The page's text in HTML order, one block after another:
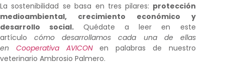
La sostenibilidad se basa en tres pilares: protección
medioambiental, crecimiento económico y
desarrollo social. Quédate a leer en este
artículocómo desarrollamos cada una de ellas
en Cooperativa AVICONen palabras de nuestro
veterinario Ambrosio Palmero.